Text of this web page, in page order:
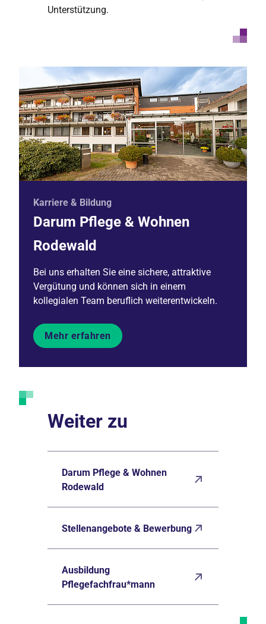
Unterstützung.
Karriere & Bildung
Darum Pflege & Wohnen
Rodewald
Bei uns erhalten Sie eine sichere, attraktive
Vergütung und können sich in einem
kollegialen Team beruflich weiterentwickeln.
Mehr erfahren
Weiter zu
Darum Pflege & Wohnen
Rodewald
Stellenangebote & Bewerbung
Ausbildung
Pflegefachfrau*mann